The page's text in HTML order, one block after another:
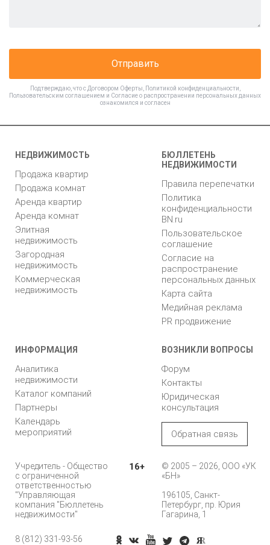
Отправить
Подтверждаю, что с Договором Оферты Политикой конфиденциальности
Пользовательским соглашением и Согласие о распространении персональных данных
ознакомился и согласен
НЕДВИЖИМОСТЬ
Продажа квартир
Продажа комнат
Аренда квартир
Аренда комнат
Элитная
недвижимость
Загородная
недвижимость
Коммерческая
недвижимость
БЮЛЛЕТЕНЬ
НЕДВИЖИМОСТИ
Правила перепечатки
Политика
конфиденциальности
BN.ru
Пользовательское
соглашение
Согласие на
распространение
персональных данных
Карта сайта
Медийная реклама
PR продвижение
ИНФОРМАЦИЯ
Аналитика
недвижимости
Каталог компаний
Партнеры
Календарь
мероприятий
ВОЗНИКЛИ ВОПРОСЫ
Форум
Контакты
Юридическая
консультация
Обратная связь
Учредитель - Общество
с ограниченной
ответственностью
"Управляющая
компания "Бюллетень
недвижимости"
16+
© 2005 – 2026, ООО «УК
«БН»
196105, Санкт-
Петербург, пр. Юрия
Гагарина, 1
8 (812) 331-93-56